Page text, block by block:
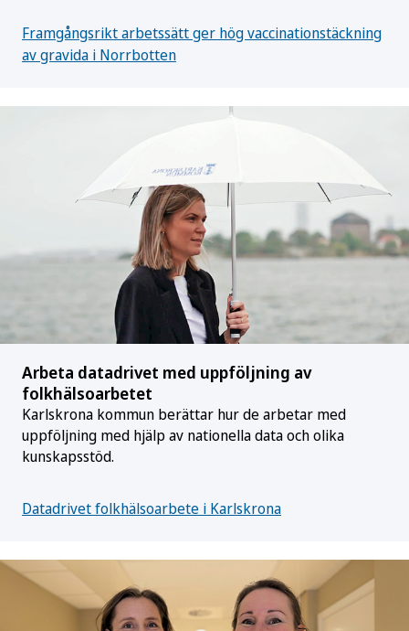
Framgångsrikt arbetssätt ger hög vaccinationstäckning
av gravida i Norrbotten
Arbeta datadrivet med uppföljning av
folkhälsoarbetet
Karlskrona kommun berättar hur de arbetar med
uppföljning med hjälp av nationella data och olika
kunskapsstöd.
Datadrivet folkhälsoarbete i Karlskrona